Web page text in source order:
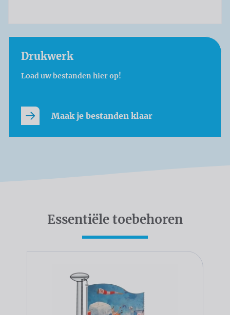
Drukwerk
Load uw bestanden hier op!
Maak je bestanden klaar
Essentiële toebehoren